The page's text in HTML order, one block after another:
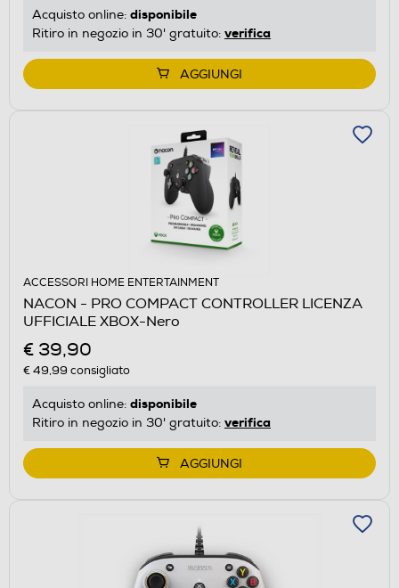
Acquisto online: disponibile
Ritiro in negozio in 30' gratuito: verifica
AGGIUNGI
ACCESSORI HOME ENTERTAINMENT
NACON - PRO COMPACT CONTROLLER LICENZA
UFFICIALE XBOX-Nero
€ 39,90
€ 49,99 consigliato
Acquisto online: disponibile
Ritiro in negozio in 30' gratuito: verifica
AGGIUNGI